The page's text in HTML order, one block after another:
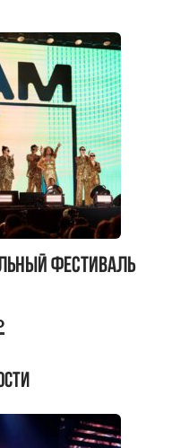
фестиваль